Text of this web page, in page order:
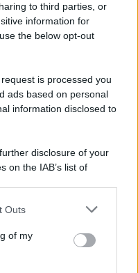
to third parties, or
information for
the below opt-out
is processed you
ads based on personal
information disclosed to
disclosure of your
on the IAB’s list of
by us to third parties
one or more Google
Outs
of my